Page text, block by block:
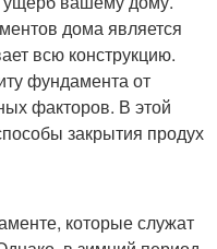
дома является
всю конструкцию.
фундамента от
факторов. В этой
закрытия продух
которые служат